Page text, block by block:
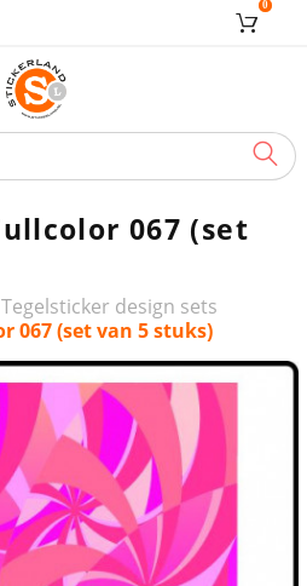
0
067 (set
Tegelsticker design sets
067 (set van 5 stuks)